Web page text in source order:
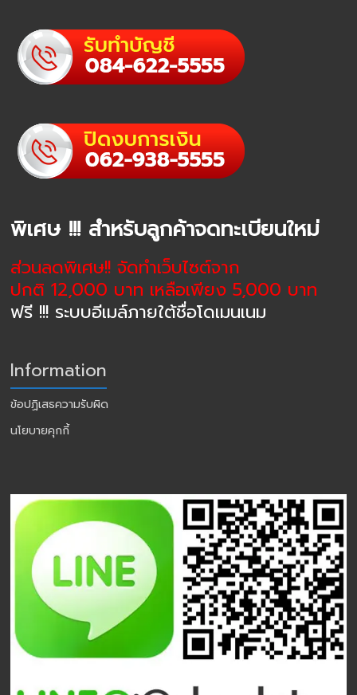
พิเศษ !!! สำหรับลูกค้าจดทะเบียนใหม่
ส่วนลดพิเศษ!! จัดทำเว็บไซต์จาก
ปกติ 12,000 บาท เหลือเพียง 5,000 บาท
ฟรี !!! ระบบอีเมล์ภายใต้ชื่อโดเมนเนม
Information
ข้อปฏิเสธความรับผิด
นโยบายคุกกี้